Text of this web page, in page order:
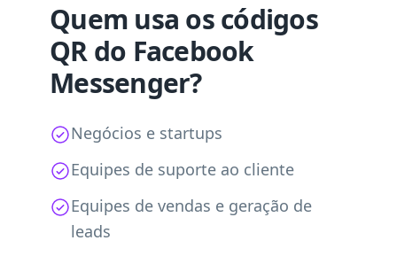
Quem usa os códigos
QR do Facebook
Messenger?
Negócios e startups
Equipes de suporte ao cliente
Equipes de vendas e geração de
leads